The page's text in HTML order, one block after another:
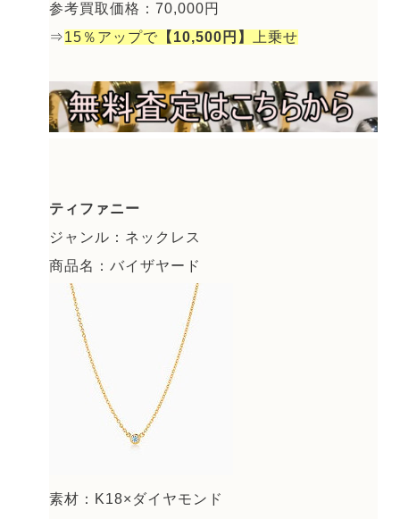
参考買取価格：70,000円
⇒15％アップで 【10,500円】 上乗せ
ティファニー
ジャンル：ネックレス
商品名：バイザヤード
素材：K18×ダイヤモンド